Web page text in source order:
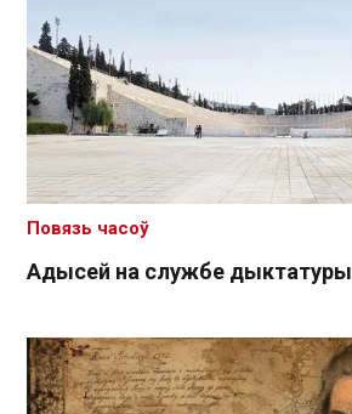
Адысей на службе дыктатуры
Повязь часоў